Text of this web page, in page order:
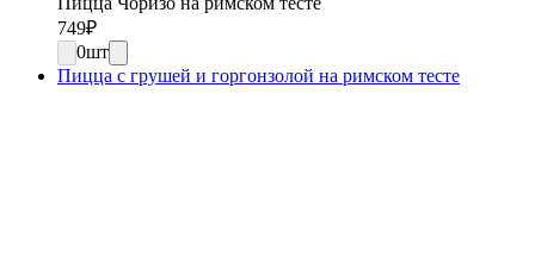
749₽
0шт
Пицца с грушей и горгонзолой на римском тесте